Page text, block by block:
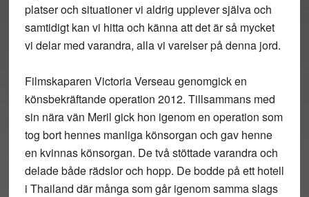
platser och situationer vi aldrig upplever själva och
samtidigt kan vi hitta och känna att det är så mycket
vi delar med varandra, alla vi varelser på denna jord.
Filmskaparen Victoria Verseau genomgick en
könsbekräftande operation 2012. Tillsammans med
sin nära vän Meril gick hon igenom en operation som
tog bort hennes manliga könsorgan och gav henne
en kvinnas könsorgan. De två stöttade varandra och
delade både rädslor och hopp. De bodde på ett hotell
i Thailand där många som går igenom samma slags